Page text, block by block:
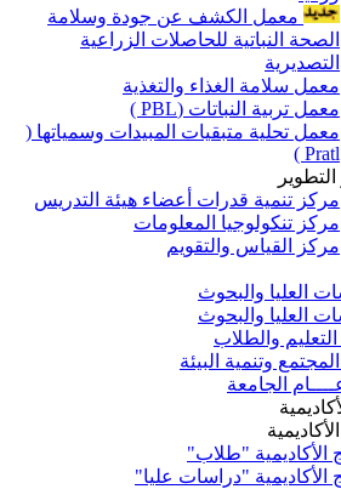
معمل الكشف عن جودة وسلامة
الصحة النباتية للحاصلات الزراعية
التصديرية
معمل سلامة الغذاء والتغذية
معمل تربية النباتات (PBL )
معمل تحلية متبقيات المبيدات وسمياتها (
Pratl )
مركز تنمية قدرات أعضاء هيئة التدريس
مركز تنكولوجيا المعلومات
مركز القياس والتقويم
العليا والبحوث
العليا والبحوث
والطلاب
وتنمية البيئة
الجامعة
الأكاديمية "طلاب"
الأكاديمية "دراسات عليا"